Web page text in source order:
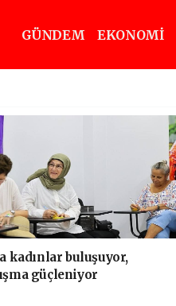
GÜNDEM EKONOMİ
kadınlar buluşuyor,
güçleniyor